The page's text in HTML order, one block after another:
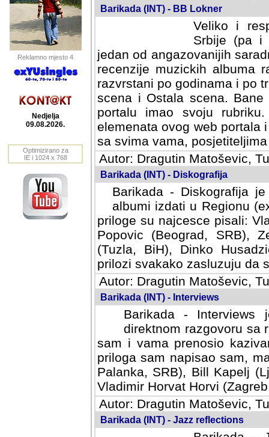
Reklamno mjesto 4
Nedjelja
09.08.2026.
Optimizirano za
IE i 1024 x 768
Barikada (INT) - BB Lokner
Veliko i
Srbije (pa i
jedan od angazovanijih
recenzije muzickih albuma
razvrstani po godinama i po
scena i Ostala scena.
portalu imao svoju
elemenata ovog web portala
sa svima vama,
Autor: Dragutin Matoševic,
Barikada (INT) - Diskografija
Barikada - Diskografija
albumi izdati u Regionu
priloge su najcesce pisali:
Popovic (Beograd, SRB),
(Tuzla, BiH), Dinko
prilozi svakako zasluzuju da
Autor: Dragutin Matoševic,
Barikada (INT) - Interviews
Barikada -
direktnom razgovoru sa
sam i vama prenosio
priloga sam napisao sam,
Palanka, SRB), Bill Kapelj
Vladimir Horvat Horvi
Autor: Dragutin Matoševic,
Barikada (INT) - Jazz reflections